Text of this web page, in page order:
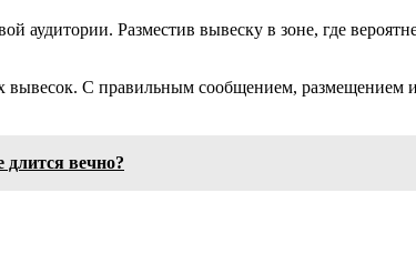
Разместив вывеску в зоне, где
С правильным сообщением, размещением
длится вечно?